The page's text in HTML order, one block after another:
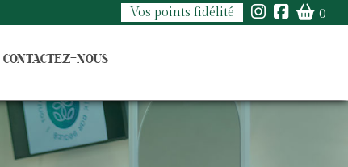
Vos points fidélité 0
CONTACTEZ-NOUS